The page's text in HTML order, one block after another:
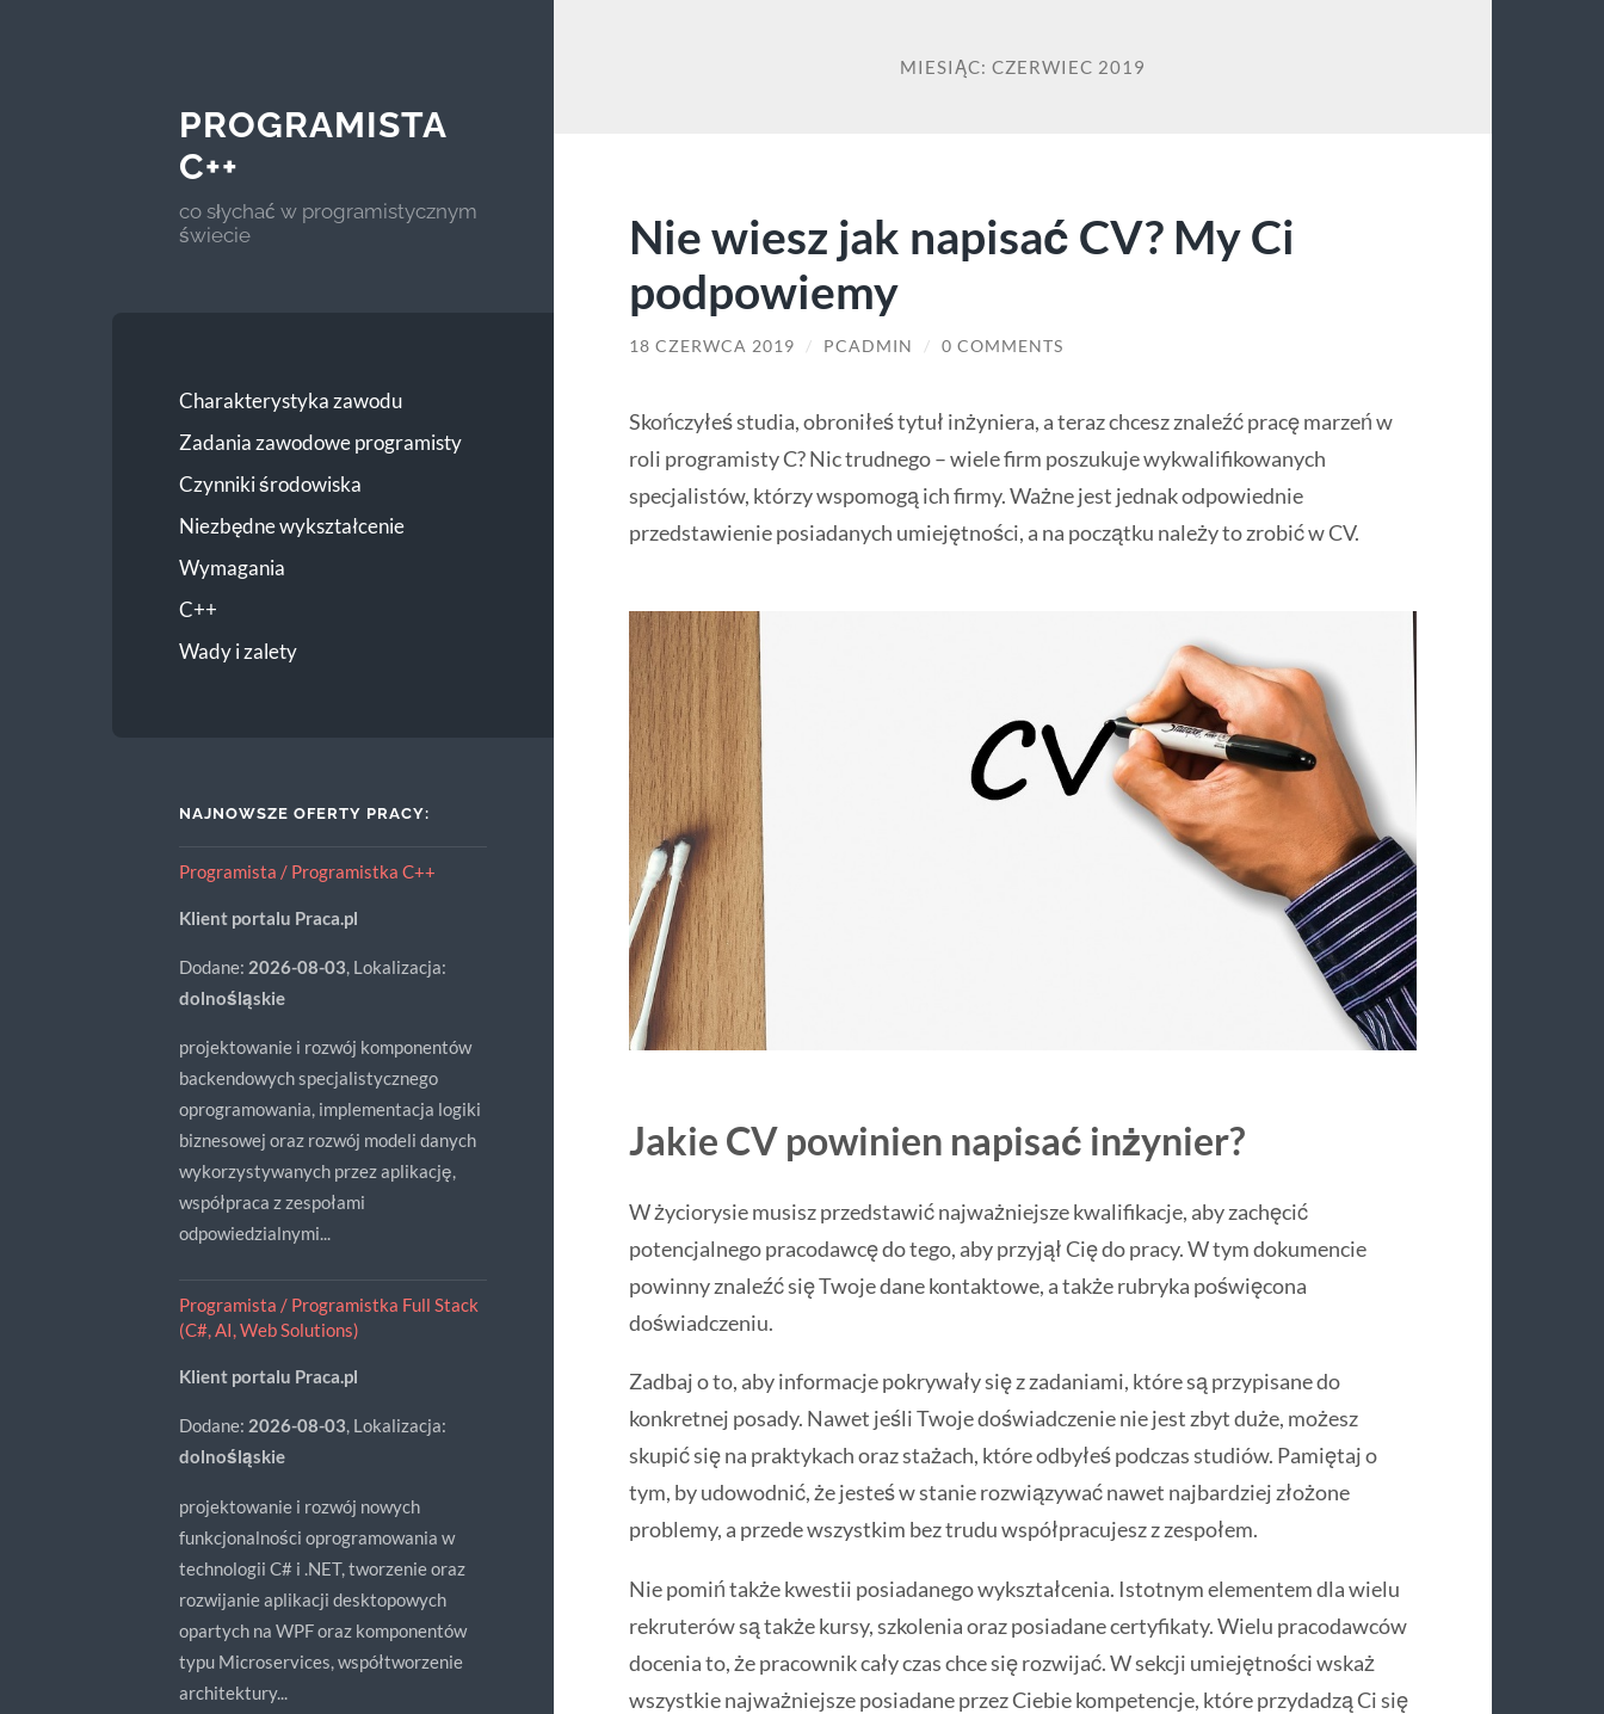
PROGRAMISTA
C++
co słychać w programistycznym
świecie
Charakterystyka zawodu
Zadania zawodowe programisty
Czynniki środowiska
Niezbędne wykształcenie
Wymagania
C++
Wady i zalety
NAJNOWSZE OFERTY PRACY:
Programista / Programistka C++
Klient portalu Praca.pl
Dodane: 2026-08-03, Lokalizacja:
dolnośląskie
projektowanie i rozwój komponentów
backendowych specjalistycznego
oprogramowania, implementacja logiki
biznesowej oraz rozwój modeli danych
wykorzystywanych przez aplikację,
współpraca z zespołami
odpowiedzialnymi...
Programista / Programistka Full Stack
(C#, AI, Web Solutions)
Klient portalu Praca.pl
Dodane: 2026-08-03, Lokalizacja:
dolnośląskie
projektowanie i rozwój nowych
funkcjonalności oprogramowania w
technologii C# i .NET, tworzenie oraz
rozwijanie aplikacji desktopowych
opartych na WPF oraz komponentów
typu Microservices, współtworzenie
architektury...
MIESIĄC: CZERWIEC 2019
Nie wiesz jak napisać CV? My Ci
podpowiemy
18 CZERWCA 2019 / PCADMIN / 0 COMMENTS
Skończyłeś studia, obroniłeś tytuł inżyniera, a teraz chcesz znaleźć pracę marzeń w
roli programisty C? Nic trudnego – wiele firm poszukuje wykwalifikowanych
specjalistów, którzy wspomogą ich firmy. Ważne jest jednak odpowiednie
przedstawienie posiadanych umiejętności, a na początku należy to zrobić w CV.
Jakie CV powinien napisać inżynier?
W życiorysie musisz przedstawić najważniejsze kwalifikacje, aby zachęcić
potencjalnego pracodawcę do tego, aby przyjął Cię do pracy. W tym dokumencie
powinny znaleźć się Twoje dane kontaktowe, a także rubryka poświęcona
doświadczeniu.
Zadbaj o to, aby informacje pokrywały się z zadaniami, które są przypisane do
konkretnej posady. Nawet jeśli Twoje doświadczenie nie jest zbyt duże, możesz
skupić się na praktykach oraz stażach, które odbyłeś podczas studiów. Pamiętaj o
tym, by udowodnić, że jesteś w stanie rozwiązywać nawet najbardziej złożone
problemy, a przede wszystkim bez trudu współpracujesz z zespołem.
Nie pomiń także kwestii posiadanego wykształcenia. Istotnym elementem dla wielu
rekruterów są także kursy, szkolenia oraz posiadane certyfikaty. Wielu pracodawców
docenia to, że pracownik cały czas chce się rozwijać. W sekcji umiejętności wskaż
wszystkie najważniejsze posiadane przez Ciebie kompetencje, które przydadzą Ci się